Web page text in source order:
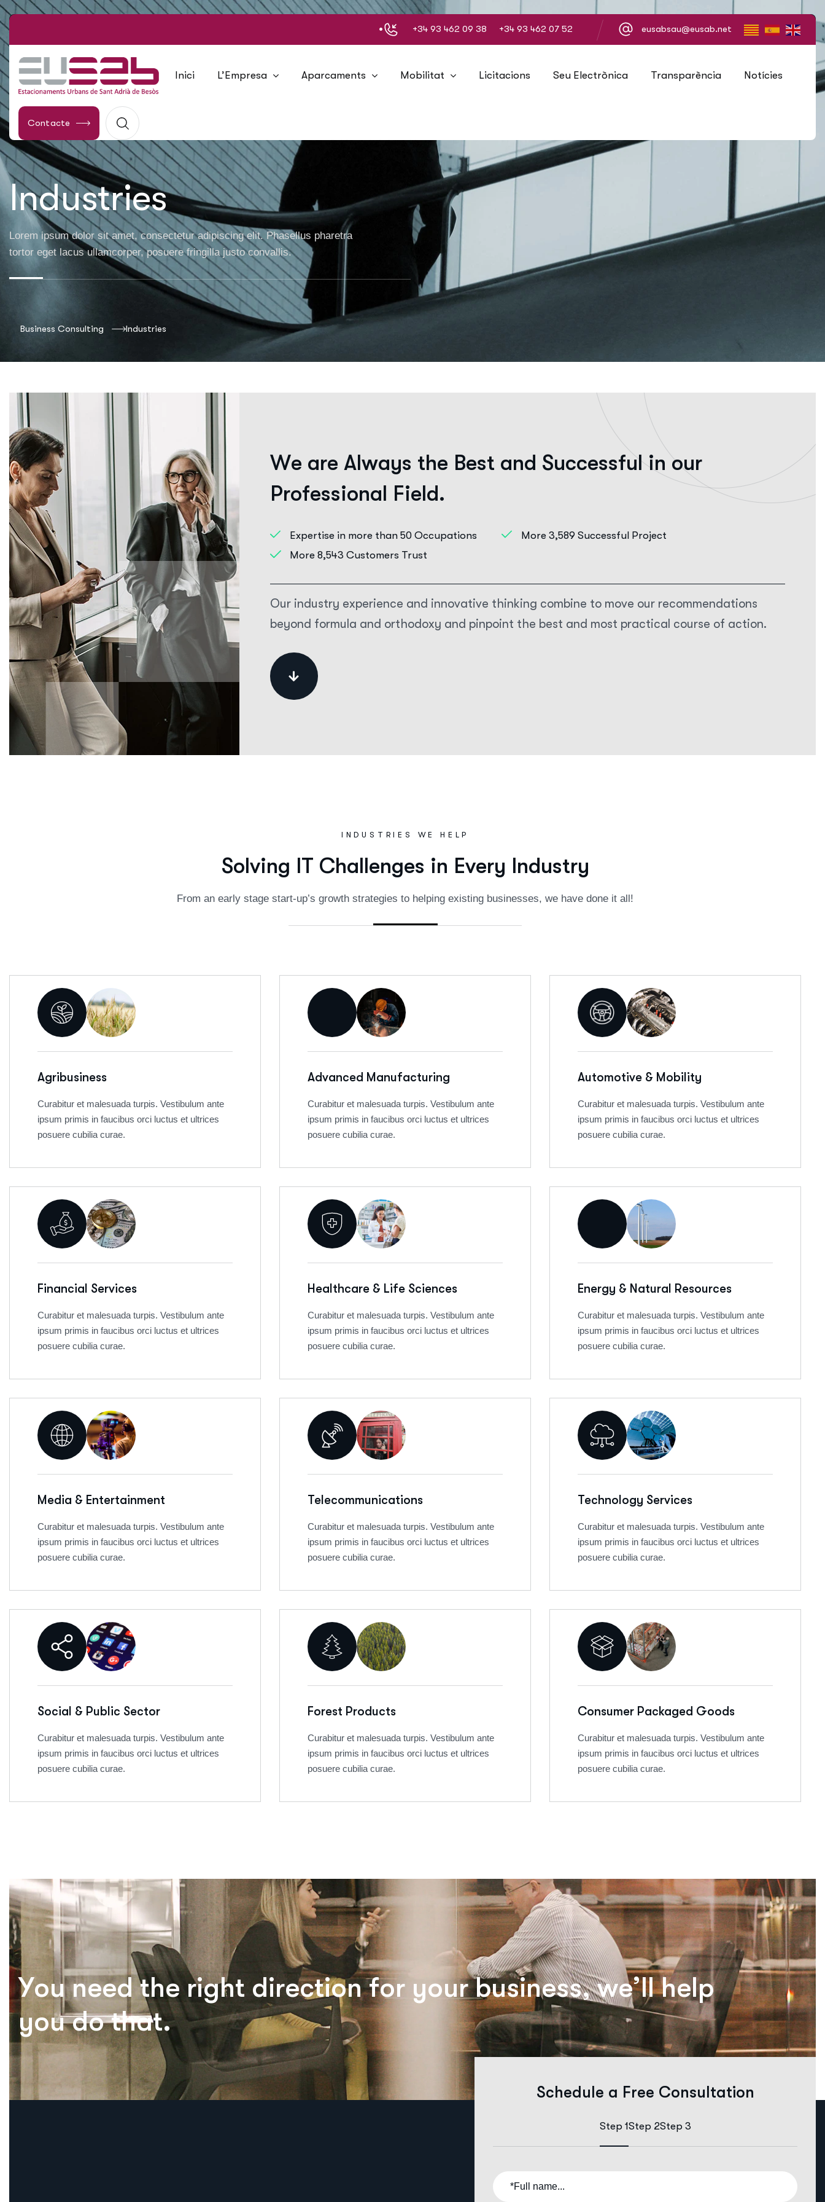
+34 93 462 09 38 +34 93 462 07 52 eusabsau@eusab.net
Inici L’Empresa Aparcaments Mobilitat Licitacions Seu Electrònica Transparència Notícies
Contacte
Industries
Lorem ipsum dolor sit amet, consectetur adipiscing elit. Phasellus pharetra
tortor eget lacus ullamcorper, posuere fringilla justo convallis.
Business Consulting Industries
We are Always the Best and Successful in our
Professional Field.
Expertise in more than 50 Occupations
More 3,589 Successful Project
More 8,543 Customers Trust
Our industry experience and innovative thinking combine to move our recommendations
beyond formula and orthodoxy and pinpoint the best and most practical course of action.
INDUSTRIES WE HELP
Solving IT Challenges in Every Industry
From an early stage start-up’s growth strategies to helping existing businesses, we have done it all!
Agribusiness
Curabitur et malesuada turpis. Vestibulum ante
ipsum primis in faucibus orci luctus et ultrices
posuere cubilia curae.
Advanced Manufacturing
Curabitur et malesuada turpis. Vestibulum ante
ipsum primis in faucibus orci luctus et ultrices
posuere cubilia curae.
Automotive & Mobility
Curabitur et malesuada turpis. Vestibulum ante
ipsum primis in faucibus orci luctus et ultrices
posuere cubilia curae.
Financial Services
Curabitur et malesuada turpis. Vestibulum ante
ipsum primis in faucibus orci luctus et ultrices
posuere cubilia curae.
Healthcare & Life Sciences
Curabitur et malesuada turpis. Vestibulum ante
ipsum primis in faucibus orci luctus et ultrices
posuere cubilia curae.
Energy & Natural Resources
Curabitur et malesuada turpis. Vestibulum ante
ipsum primis in faucibus orci luctus et ultrices
posuere cubilia curae.
Media & Entertainment
Curabitur et malesuada turpis. Vestibulum ante
ipsum primis in faucibus orci luctus et ultrices
posuere cubilia curae.
Telecommunications
Curabitur et malesuada turpis. Vestibulum ante
ipsum primis in faucibus orci luctus et ultrices
posuere cubilia curae.
Technology Services
Curabitur et malesuada turpis. Vestibulum ante
ipsum primis in faucibus orci luctus et ultrices
posuere cubilia curae.
Social & Public Sector
Curabitur et malesuada turpis. Vestibulum ante
ipsum primis in faucibus orci luctus et ultrices
posuere cubilia curae.
Forest Products
Curabitur et malesuada turpis. Vestibulum ante
ipsum primis in faucibus orci luctus et ultrices
posuere cubilia curae.
Consumer Packaged Goods
Curabitur et malesuada turpis. Vestibulum ante
ipsum primis in faucibus orci luctus et ultrices
posuere cubilia curae.
You need the right direction for your business, we’ll help
you do that.
Schedule a Free Consultation
Step 1Step 2Step 3